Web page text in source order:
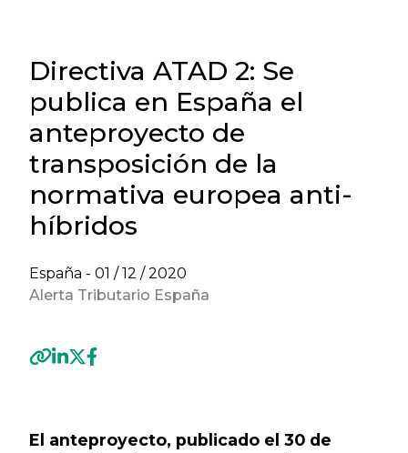
Directiva ATAD 2: Se
publica en España el
anteproyecto de
transposición de la
normativa europea anti-
híbridos
España - 01 / 12 / 2020
Alerta Tributario España
El anteproyecto, publicado el 30 de